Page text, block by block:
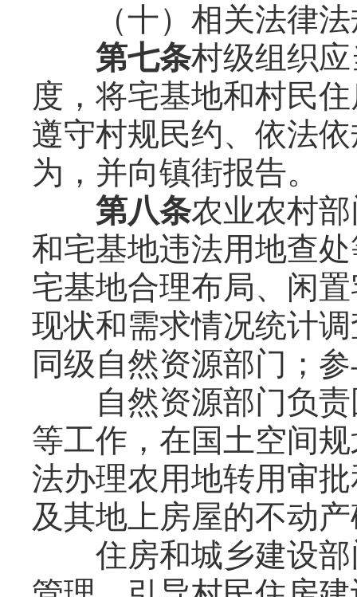
（十）相关法律法
第七条村级组织
度，将宅基地和村民
遵守村规民约、依法
为，并向镇街报告。
第八条农业农村
和宅基地违法用地查
宅基地合理布局、闲
现状和需求情况统计
同级自然资源部门；
自然资源部门负责
等工作，在国土空间
法办理农用地转用审
及其地上房屋的不动
住房和城乡建设部